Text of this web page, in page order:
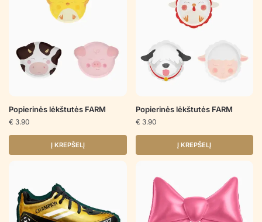
Popierinės lėkštutės FARM
€ 3.90
Į KREPŠELĮ
Popierinės lėkštutės FARM
€ 3.90
Į KREPŠELĮ